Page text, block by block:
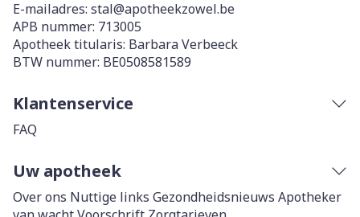
E-mailadres: stal@apotheekzowel.be
APB nummer: 713005
Apotheek titularis: Barbara Verbeeck
BTW nummer: BE0508581589
Klantenservice
FAQ
Uw apotheek
Over ons Nuttige links Gezondheidsnieuws Apotheker